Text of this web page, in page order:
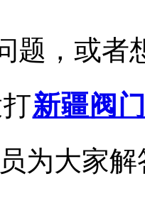
题，或者
新疆阀
为大家